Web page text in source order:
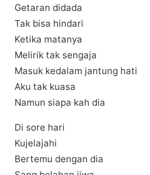
Getaran didada
Tak bisa hindari
Ketika matanya
Melirik tak sengaja
Masuk kedalam jantung hati
Aku tak kuasa
Namun siapa kah dia
Di sore hari
Kujelajahi
Bertemu dengan dia